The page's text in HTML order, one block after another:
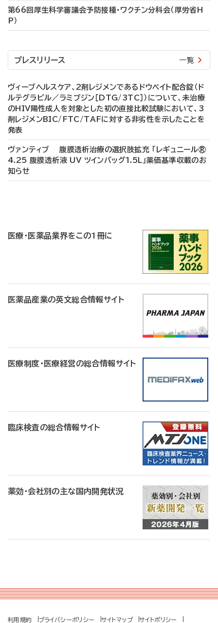
第66回厚生科学審議会予防接種・ワクチン分科会（厚労省H
P）
プレスリリース 一覧
ヴィーブヘルスケア、2剤レジメンであるドウベイト配合錠（ド
ルテグラビル／ラミブジン［DTG/3TC］）について、未治療
のHIV陽性成人を対象とした初の直接比較試験において、3
剤レジメンBIC/FTC/TAFに対する非劣性を示したことを
発表
ヴァンティブ 腹膜透析治療の選択肢拡充 「レギュニール®
4.25 腹膜透析液 UV ツインバッグ1.5L」薬価基準収載のお
知らせ
医療・医薬品業界をこの1冊に
医薬品産業の英文総合情報サイト
医療制度・医療経営の総合情報サイト
臨床検査の総合情報サイト
薬効・会社別の主な国内開発状況
利用規約 プライバシーポリシー サイトマップ サイトポリシー